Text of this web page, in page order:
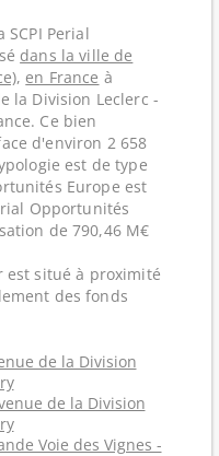
Perial
dans la ville de
, en France à
la Division Leclerc -
Ce bien
d'environ 2 658
est de type
Europe est
Opportunités
de 790,46 M€
est situé à proximité
des fonds
de la Division
de la Division
Voie des Vignes -